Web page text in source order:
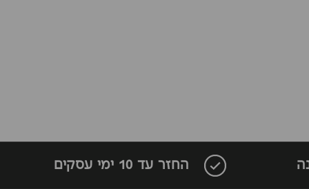
החזר עד 10 ימי עסקים